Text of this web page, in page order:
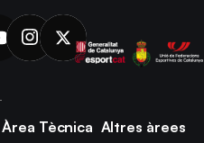
Àrea Tècnica Altres àrees